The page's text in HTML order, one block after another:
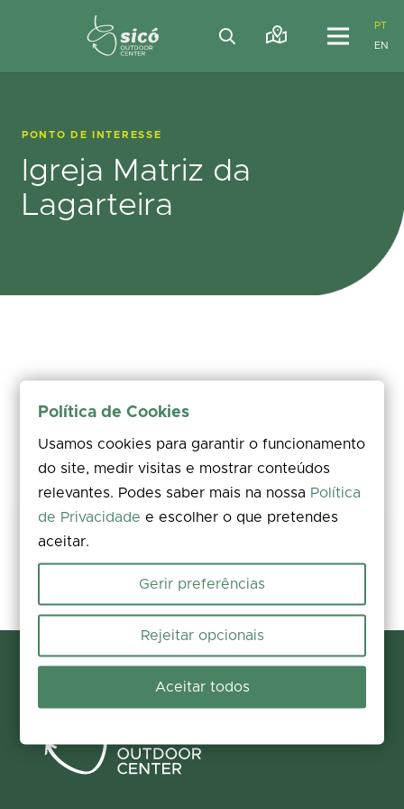
PT
EN
PONTO DE INTERESSE
Igreja Matriz da
Lagarteira
Partilha a tua experiência
Participar agora
Política de Cookies
Usamos cookies para garantir o funcionamento
do site, medir visitas e mostrar conteúdos
relevantes. Podes saber mais na nossa Política
de Privacidade e escolher o que pretendes
aceitar.
Gerir preferências
Rejeitar opcionais
Aceitar todos